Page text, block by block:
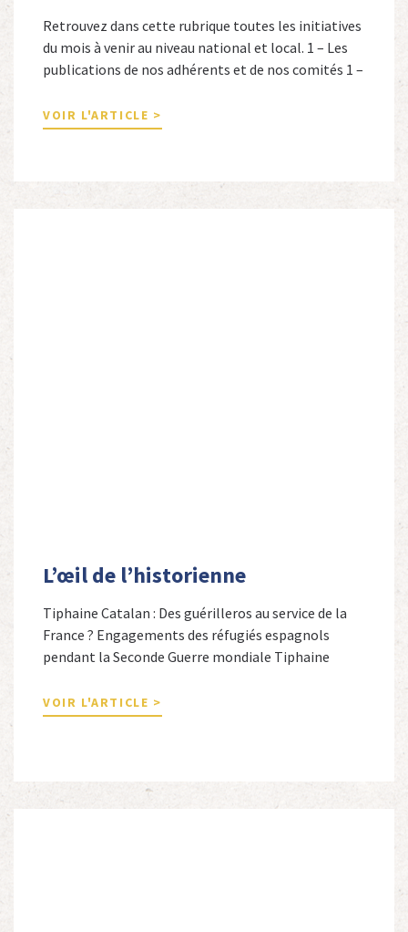
Retrouvez dans cette rubrique toutes les initiatives
du mois à venir au niveau national et local. 1 – Les
publications de nos adhérents et de nos comités 1 –
Cordeboeuf, Christophe Touron et Agnès Dioné,
Nouvelles Sources Éditions, 2026. Ils venaient
autres […]
VOIR L'ARTICLE >
L’œil de l’historienne
Tiphaine Catalan : Des guérilleros au service de la
France ? Engagements des réfugiés espagnols
pendant la Seconde Guerre mondiale Tiphaine
secondaire et docteure en études hispaniques. Elle
est spécialiste de l’histoire contemporaine des
VOIR L'ARTICLE >